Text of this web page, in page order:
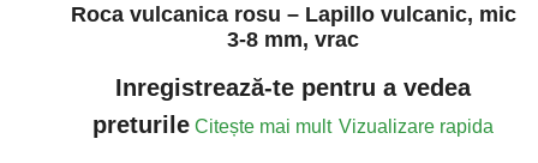
Roca vulcanica rosu – Lapillo vulcanic, mic
3-8 mm, vrac
Inregistrează-te pentru a vedea
preturile Citește mai mult Vizualizare rapida